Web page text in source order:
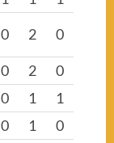
0 2 0
0 2
0
0 1
1
0 1
0